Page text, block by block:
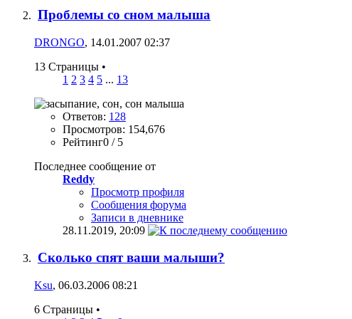
Проблемы со сном малыша
DRONGO, 14.01.2007 02:37
13 Страницы •
1 2 3 4 5 ... 13
Ответов: 128
Просмотров: 154,676
Рейтинг0 / 5
Последнее сообщение от
Reddy
Просмотр профиля
Сообщения форума
Записи в дневнике
28.11.2019, 20:09
Сколько спят ваши малыши?
Ksu, 06.03.2006 08:21
6 Страницы •